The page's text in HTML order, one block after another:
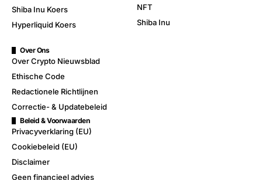
Shiba Inu Koers
Hyperliquid Koers
NFT
Shiba Inu
Over Ons
Over Crypto Nieuwsblad
Ethische Code
Redactionele Richtlijnen
Correctie- & Updatebeleid
Beleid & Voorwaarden
Privacyverklaring (EU)
Cookiebeleid (EU)
Disclaimer
Geen financieel advies